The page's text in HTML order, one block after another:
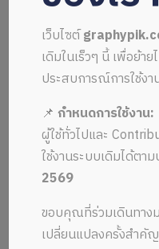
ALL MUSIC FROM ปก
เว็บไซต์
เดิมในเร็วๆ นี้ เพื่อย้า
ประสบการณ์การใช้ง
📌กำหนดการใช้งาน:
ผู้ใช้ทั่วไปและ
ใช้งานระบบเดิมได้ตา
2569
ขอบคุณที่ร่วมเดินทาง
เปลี่ยนแปลงครั้งสำคั